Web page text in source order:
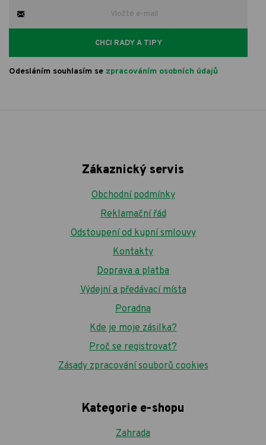
CHCI RADY A TIPY
Odesláním souhlasím se zpracováním osobních údajů
Zákaznický servis
Obchodní podmínky
Reklamační řád
Odstoupení od kupní smlouvy
Kontakty
Doprava a platba
Výdejní a předávací místa
Poradna
Kde je moje zásilka?
Proč se registrovat?
Zásady zpracování souborů cookies
Kategorie e-shopu
Zahrada